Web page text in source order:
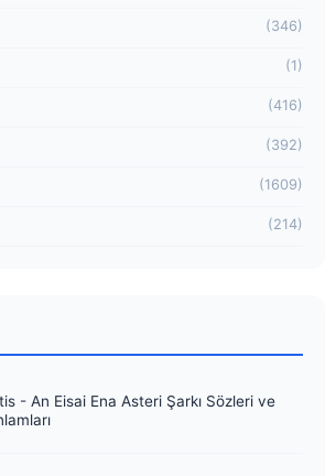
(346)
(1)
(416)
(392)
(1609)
(214)
- An Eisai Ena Asteri Şarkı Sözleri ve